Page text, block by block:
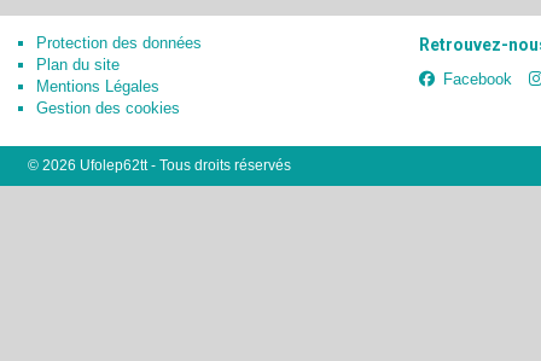
Protection des données
Plan du site
Mentions Légales
Gestion des cookies
Retrouvez-
Facebook
© 2026 Ufolep62tt - Tous droits réservés